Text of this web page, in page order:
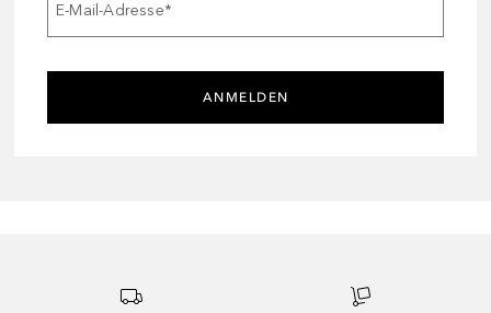
E-Mail-Adresse*
ANMELDEN